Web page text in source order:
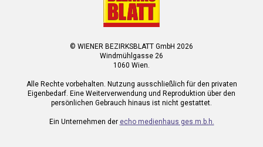
© WIENER BEZIRKSBLATT GmbH 2026
Windmühlgasse 26
1060 Wien.
Alle Rechte vorbehalten. Nutzung ausschließlich für den privaten
Eigenbedarf. Eine Weiterverwendung und Reproduktion über den
persönlichen Gebrauch hinaus ist nicht gestattet.
Ein Unternehmen der echo medienhaus ges.m.b.h.